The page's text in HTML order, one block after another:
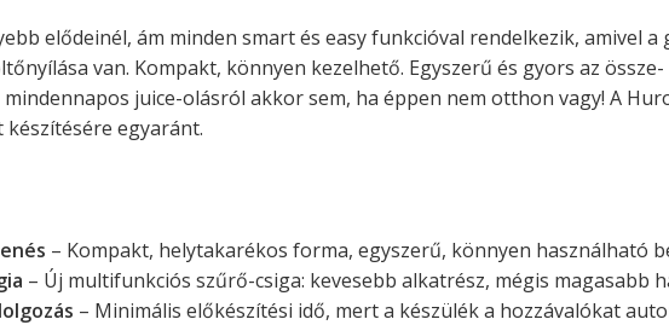
elődeinél, ám minden smart és easy funkcióval rendelkezik, amivel
van. Kompakt, könnyen kezelhető. Egyszerű és gyors az
juice-olásról akkor sem, ha éppen nem otthon vagy! A
egyaránt.
– Kompakt, helytakarékos forma, egyszerű, könnyen használható
– Új multifunkciós szűrő-csiga: kevesebb alkatrész, mégis magasabb
– Minimális előkészítési idő, mert a készülék a hozzávalókat